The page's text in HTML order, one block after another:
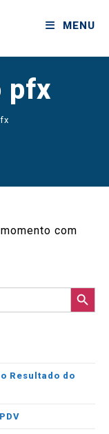
MENU
pfx
com
SEARCH BUTTON
Resultado do